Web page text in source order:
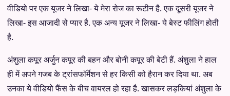
वीडियो पर एक यूजर ने लिखा- ये मेरा रोज का रूटीन है. एक दूसरी यूजर ने
लिखा- इस आजादी से प्यार है. एक अन्य यूजर ने लिखा- ये बेस्ट फीलिंग होती
है.
अंशुला कपूर अर्जुन कपूर की बहन और बोनी कपूर की बेटी हैं. अंशुला ने हाल
ही में अपने गजब के ट्रांसफॉर्मेशन से हर किसी को हैरान कर दिया था. अब
उनका ये वीडियो फैंस के बीच वायरल हो रहा है. खासकर लड़कियां अंशुला के